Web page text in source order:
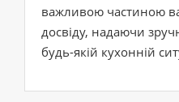
важливою частиною
досвіду, надаючи
будь-якій кухонній